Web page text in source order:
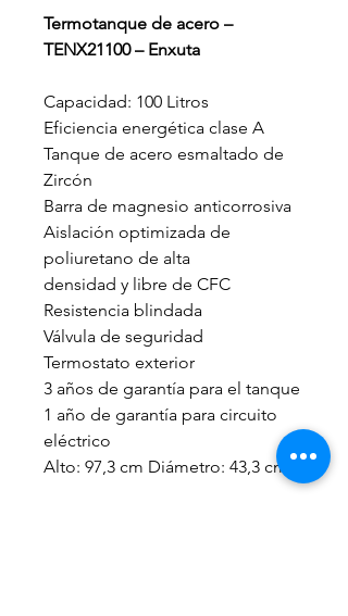
Termotanque de acero –
TENX21100 – Enxuta
Capacidad: 100 Litros
Eficiencia energética clase A
Tanque de acero esmaltado de
Zircón
Barra de magnesio anticorrosiva
Aislación optimizada de
poliuretano de alta
densidad y libre de CFC
Resistencia blindada
Válvula de seguridad
Termostato exterior
3 años de garantía para el tanque
1 año de garantía para circuito
eléctrico
Alto: 97,3 cm Diámetro: 43,3 cm